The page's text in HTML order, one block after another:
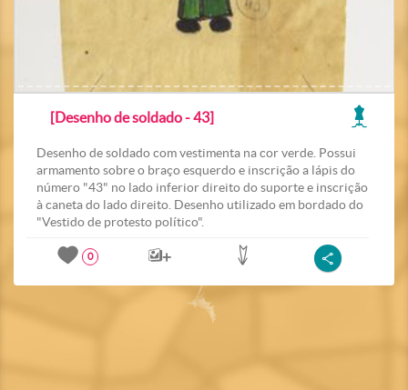
[Desenho de soldado - 43]
Desenho de soldado com vestimenta na cor verde. Possui
armamento sobre o braço esquerdo e inscrição a lápis do
número "43" no lado inferior direito do suporte e inscrição
à caneta do lado direito. Desenho utilizado em bordado do
"Vestido de protesto político".
0